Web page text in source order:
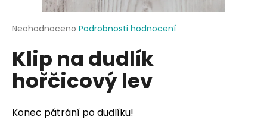
Průměrné
produktu
je
0,0
hvězdiček.
Neohodnoceno Podrobnosti hodnocení
Klip na dudlík
hořčicový lev
Konec pátrání po dudlíku!
j
t
?